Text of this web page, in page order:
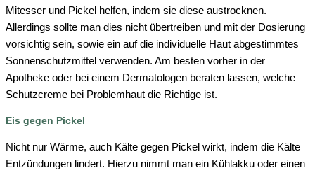
Mitesser und Pickel helfen, indem sie diese austrocknen.
Allerdings sollte man dies nicht übertreiben und mit der Dosierung
vorsichtig sein, sowie ein auf die individuelle Haut abgestimmtes
Sonnenschutzmittel verwenden. Am besten vorher in der
Apotheke oder bei einem Dermatologen beraten lassen, welche
Schutzcreme bei Problemhaut die Richtige ist.
Eis gegen Pickel
Nicht nur Wärme, auch Kälte gegen Pickel wirkt, indem die Kälte
Entzündungen lindert. Hierzu nimmt man ein Kühlakku oder einen